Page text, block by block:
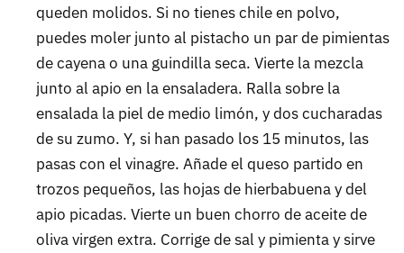
queden molidos. Si no tienes chile en polvo,
puedes moler junto al pistacho un par de pimientas
de cayena o una guindilla seca. Vierte la mezcla
junto al apio en la ensaladera. Ralla sobre la
ensalada la piel de medio limón, y dos cucharadas
de su zumo. Y, si han pasado los 15 minutos, las
pasas con el vinagre. Añade el queso partido en
trozos pequeños, las hojas de hierbabuena y del
apio picadas. Vierte un buen chorro de aceite de
oliva virgen extra. Corrige de sal y pimienta y sirve